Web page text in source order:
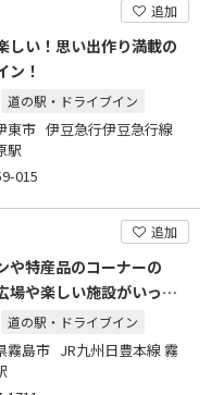
追加
しい！思い出作り満載の
ン！
道の駅・ドライブイン
東市 伊豆急行伊豆急行線
駅
015
追加
や特産品のコーナーの
場や楽しい施設がいっぱ
道の駅・ドライブイン
霧島市 JR九州日豊本線 霧